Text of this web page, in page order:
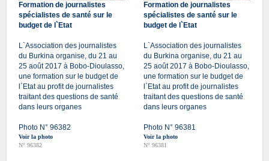
Formation de journalistes
spécialistes de santé sur le
budget de l`Etat
L`Association des journalistes
du Burkina organise, du 21 au
25 août 2017 à Bobo-Dioulasso,
une formation sur le budget de
l`Etat au profit de journalistes
traitant des questions de santé
dans leurs organes
Photo N° 96382
Voir la photo
N° 96382
Formation de journalistes
spécialistes de santé sur le
budget de l`Etat
L`Association des journalistes
du Burkina organise, du 21 au
25 août 2017 à Bobo-Dioulasso,
une formation sur le budget de
l`Etat au profit de journalistes
traitant des questions de santé
dans leurs organes
Photo N° 96381
Voir la photo
N° 96381